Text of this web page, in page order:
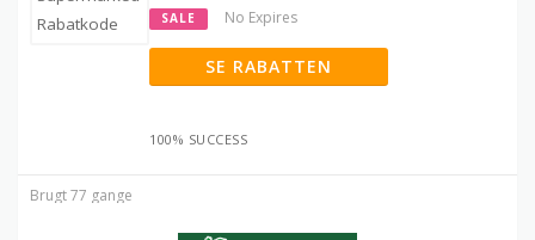
SALE No Expires
SE RABATTEN
100% SUCCESS
Brugt 77 gange